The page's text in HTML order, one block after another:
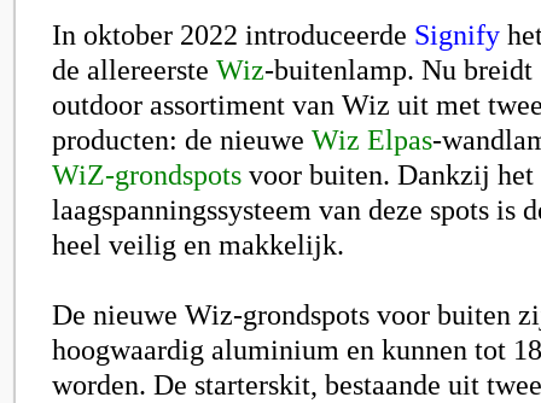
In oktober 2022 introduceerde Signify
de allereerste Wiz-buitenlamp. Nu
outdoor assortiment van Wiz uit met
producten: de nieuwe Wiz Elpas-
WiZ-grondspots voor buiten. Dankzij het
laagspanningssysteem van deze spots is
heel veilig en makkelijk.
De nieuwe Wiz-grondspots voor buiten
hoogwaardig aluminium en kunnen tot
worden. De starterskit, bestaande uit